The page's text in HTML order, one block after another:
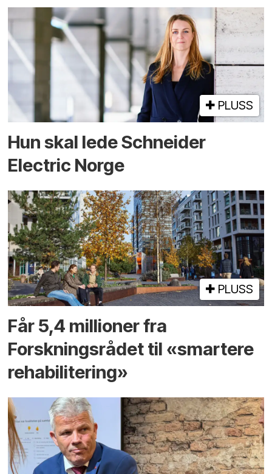
PLUSS
Hun skal lede Schneider
Electric Norge
PLUSS
Får 5,4 millioner fra
Forskningsrådet til «smartere
rehabilitering»